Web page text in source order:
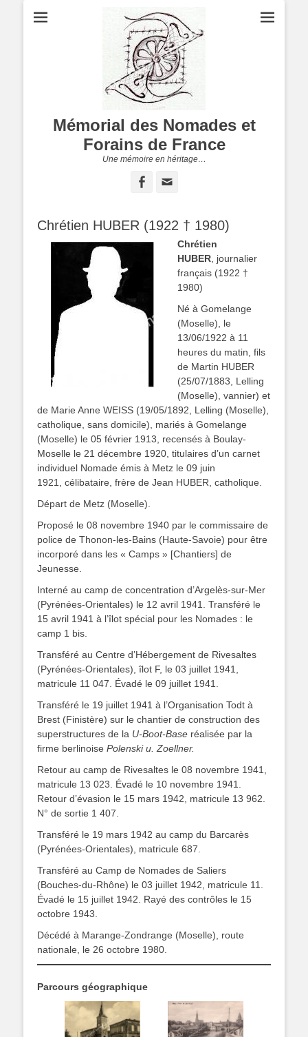
Mémorial des Nomades et
Forains de France
Une mémoire en héritage…
Facebook
Chrétien HUBER (1922 † 1980)
Chrétien
HUBER , journalier
français (1922 †
1980)
Né à Gomelange
(Moselle), le
13/06/1922 à 11
heures du matin, fils
de Martin HUBER
(25/07/1883, Lelling
(Moselle), vannier) et
de Marie Anne WEISS (19/05/1892, Lelling (Moselle),
catholique, sans domicile), mariés à Gomelange
(Moselle) le 05 février 1913, recensés à Boulay-
Moselle le 21 décembre 1920, titulaires d’un carnet
individuel Nomade émis à Metz le 09 juin
1921, célibataire, frère de Jean HUBER, catholique.
Départ de Metz (Moselle).
Proposé le 08 novembre 1940 par le commissaire de
police de Thonon-les-Bains (Haute-Savoie) pour être
incorporé dans les « Camps » [Chantiers] de
Jeunesse.
Interné au camp de concentration d’Argelès-sur-Mer
(Pyrénées-Orientales) le 12 avril 1941. Transféré le
15 avril 1941 à l’îlot spécial pour les Nomades : le
camp 1 bis.
Transféré au Centre d’Hébergement de Rivesaltes
(Pyrénées-Orientales), îlot F, le 03 juillet 1941,
matricule 11 047. Évadé le 09 juillet 1941.
Transféré le 19 juillet 1941 à l’Organisation Todt à
Brest (Finistère) sur le chantier de construction des
superstructures de la U-Boot-Base réalisée par la
firme berlinoise Polenski u. Zoellner.
Retour au camp de Rivesaltes le 08 novembre 1941,
matricule 13 023. Évadé le 10 novembre 1941.
Retour d’évasion le 15 mars 1942, matricule 13 962.
N° de sortie 1 407.
Transféré le 19 mars 1942 au camp du Barcarès
(Pyrénées-Orientales), matricule 687.
Transféré au Camp de Nomades de Saliers
(Bouches-du-Rhône) le 03 juillet 1942, matricule 11.
Évadé le 15 juillet 1942. Rayé des contrôles le 15
octobre 1943.
Décédé à Marange-Zondrange (Moselle), route
nationale, le 26 octobre 1980.
Parcours géographique